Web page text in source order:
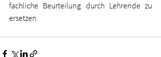
fachliche Beurteilung durch Lehrende zu
ersetzen.